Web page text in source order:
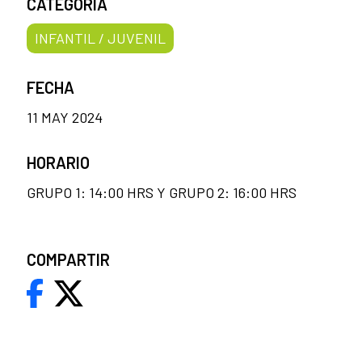
CATEGORÍA
INFANTIL / JUVENIL
FECHA
11 MAY 2024
HORARIO
GRUPO 1: 14:00 HRS Y GRUPO 2: 16:00 HRS
COMPARTIR